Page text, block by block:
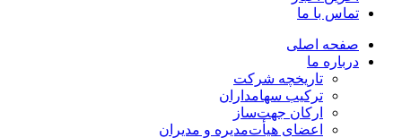
تماس با ما
صفحه اصلی
درباره ما
تاریخچه شرکت
ترکیب سهامداران
ارکان جهت‌ساز
اعضای هیأت‌مدیره و مدیران